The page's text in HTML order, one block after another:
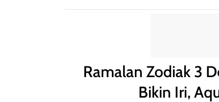
Ramalan Zodiak 3
Bikin Iri,